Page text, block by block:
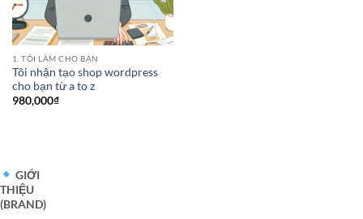
1. TÔI LÀM CHO BẠN
Tôi nhận tạo shop wordpress
cho bạn từ a to z
980,000₫
GIỚI
THIỆU
(BRAND)